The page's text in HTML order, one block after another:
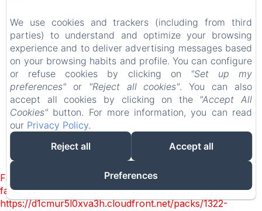
Plan du site
Blog
Legal notice
EN FR DE
Powered using Amenitiz
Failed to load BookingEngine/index: Loading chunk 1322
failed. (missing:
https://d1cmur5l0xva3h.cloudfront.net/packs/1322-
We use cookies and trackers (including from third
parties) to understand and optimize your browsing
experience and to deliver advertising messages based
on your browsing habits and profile. You can configure
or refuse cookies by clicking on
"Set up my
preferences" or "Reject all cookies". You can also
accept all cookies by clicking on the "Accept All
Cookies" button. For more information, you can read
our Privacy Policy.
Reject all
Accept all
Preferences